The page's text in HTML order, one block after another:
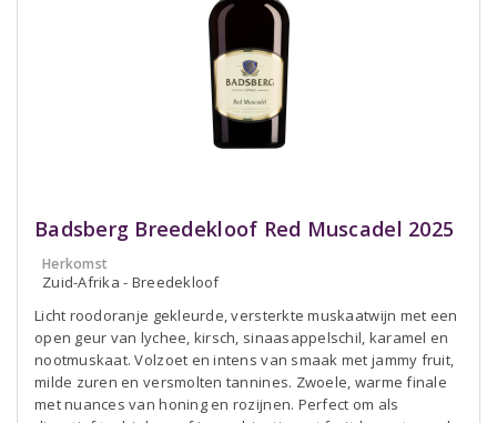
Badsberg Breedekloof Red Muscadel 2025
Herkomst
Zuid-Afrika - Breedekloof
Licht roodoranje gekleurde, versterkte muskaatwijn met een
open geur van lychee, kirsch, sinaasappelschil, karamel en
nootmuskaat. Volzoet en intens van smaak met jammy fruit,
milde zuren en versmolten tannines. Zwoele, warme finale
met nuances van honing en rozijnen. Perfect om als